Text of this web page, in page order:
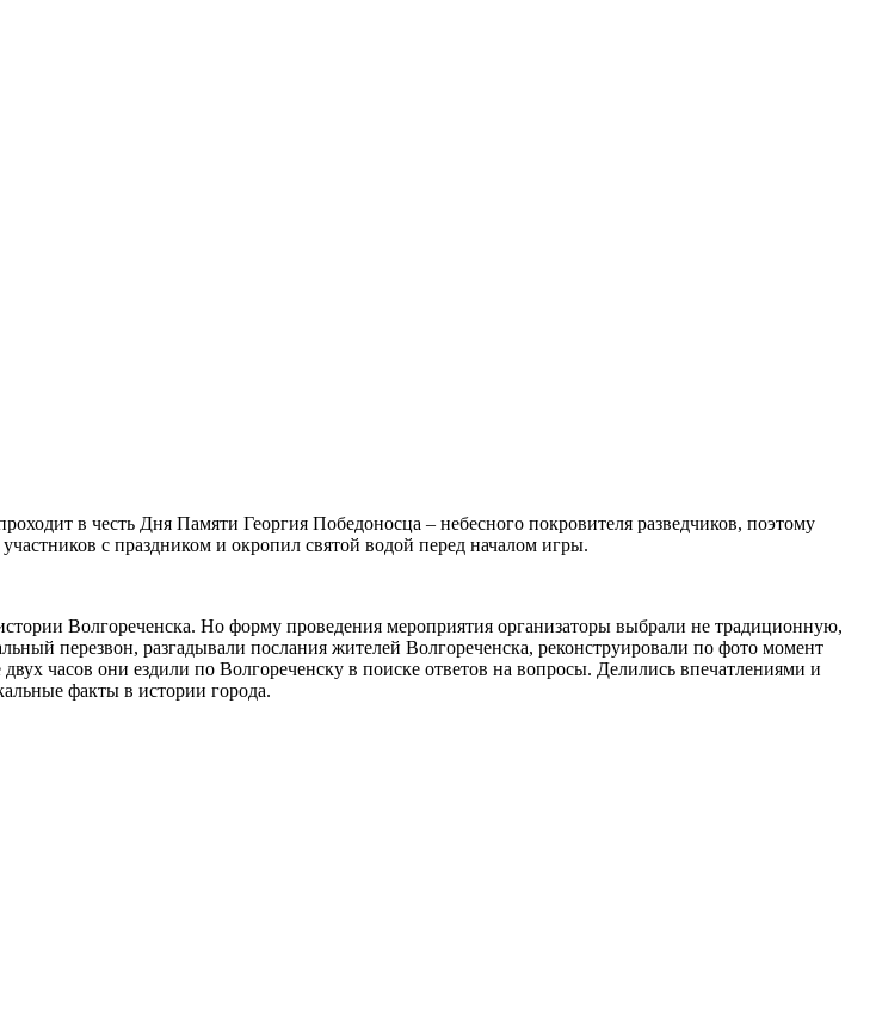
в честь Дня Памяти Георгия Победоносца – небесного покровителя разведчиков, поэтому
с праздником и окропил святой водой перед началом игры.
Волгореченска. Но форму проведения мероприятия организаторы выбрали не традиционную,
перезвон, разгадывали послания жителей Волгореченска, реконструировали по фото момент
часов они ездили по Волгореченску в поиске ответов на вопросы. Делились впечатлениями и
факты в истории города.